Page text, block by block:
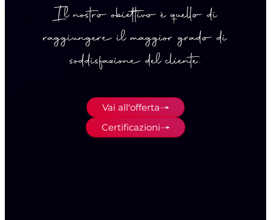
Il nostro obiettivo è quello di
raggiungere il maggior grado di
soddisfazione del cliente.
Vai all'offerta
Certificazioni